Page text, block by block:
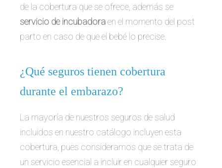
de la cobertura que se ofrece, además se
servicio de incubadoraen el momento del post
parto en caso de que el bebé lo precise.
¿Qué seguros tienen cobertura
durante el embarazo?
La mayoría de nuestros seguros de salud
incluidos en nuestro catálogo incluyen esta
cobertura, pues consideramos que se trata de
un servicio esencial a incluir en cualquier seguro